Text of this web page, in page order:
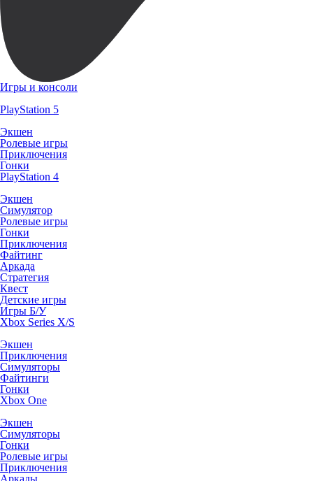
Игры и консоли
PlayStation 5
Экшен
Ролевые игры
Приключения
Гонки
PlayStation 4
Экшен
Симулятор
Ролевые игры
Гонки
Приключения
Файтинг
Аркада
Стратегия
Квест
Детские игры
Игры Б/У
Xbox Series X/S
Экшен
Приключения
Симуляторы
Файтинги
Гонки
Xbox One
Экшен
Симуляторы
Гонки
Ролевые игры
Приключения
Аркады